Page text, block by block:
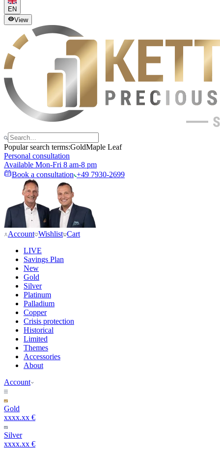
EN
View
Popular search terms:GoldMaple Leaf
Personal consultation
Available Mon-Fri 8 am-8 pm
Book a consultation +49 7930-2699
Account Wishlist Cart
LIVE
Savings Plan
New
Gold
Silver
Platinum
Palladium
Copper
Crisis protection
Historical
Limited
Themes
Accessories
About
Account
Gold
xxxx.xx €
Silver
xxxx.xx €